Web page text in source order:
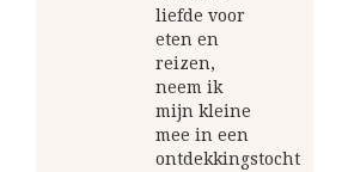
liefde voor
eten en
reizen,
neem ik
mijn kleine
mee in een
ontdekkingstocht